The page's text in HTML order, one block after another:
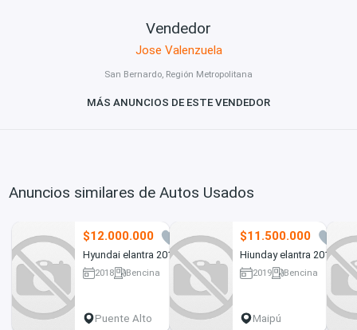
Vendedor
Jose Valenzuela
San Bernardo, Región Metropolitana
MÁS ANUNCIOS DE ESTE VENDEDOR
Anuncios similares de Autos Usados
$12.000.000
3
Hyundai elantra 2018
2018
Bencina
Puente Alto
$11.500.000
1
Hiunday elantra 2019
2019
Bencina
Maipú